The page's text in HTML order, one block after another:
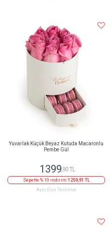
Yuvarlak Küçük Beyaz Kutuda Macaronlu
Pembe Gül
1399 ,90 TL
Sepette % 10 indirim 1259,91 TL
Aynı Gün Teslimat